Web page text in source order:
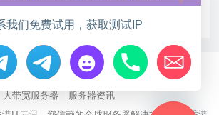
外CN2服务器 站群多IP服务器
海外云服务器
大带宽服务器
服务器资讯
Hide chaty
我们免费试用，获取测试IP